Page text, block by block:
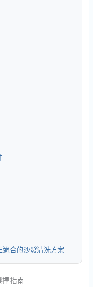
適合的沙發清洗方案
擇指南